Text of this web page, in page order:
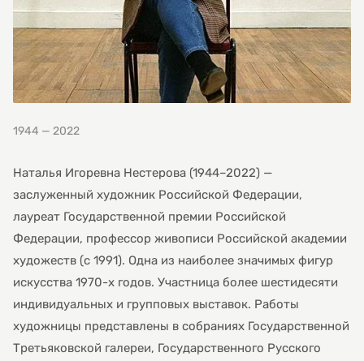
1944 — 2022
Наталья Игоревна Нестерова (1944–2022) —
заслуженный художник Российской Федерации,
лауреат Государственной премии Российской
Федерации, профессор живописи Российской академии
художеств (с 1991). Одна из наиболее значимых фигур
искусства 1970-х годов. Участница более шестидесяти
индивидуальных и групповых выставок. Работы
художницы представлены в собраниях Государственной
Третьяковской галереи, Государственного Русского